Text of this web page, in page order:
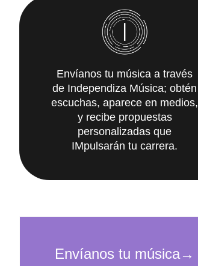
Envíanos tu música a través
de Independiza Música; obtén
escuchas, aparece en medios,
y recibe propuestas
personalizadas que
IMpulsarán tu carrera.